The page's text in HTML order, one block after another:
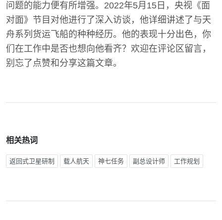
问题的能力便有所增强。2022年5月15日，央视《面
对面》节目对他进行了深入访谈，他详细讲述了与天
舟系列货运飞船的种种经历。他的表现十分出色，你
们在工作中是否也想向他看齐？欢迎在评论区留言，
别忘了点赞和分享这篇文章。
相关热词
返回式卫星研制 载人航天 神七任务 副总设计师 工作规划